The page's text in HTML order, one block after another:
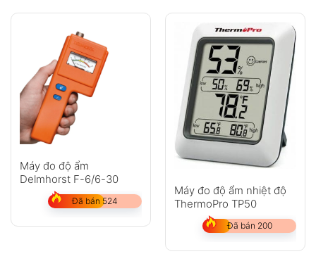
Máy đo độ ẩm
Delmhorst F-6/6-30
Đã bán 524
Máy đo độ ẩm nhiệt độ
ThermoPro TP50
Đã bán 200